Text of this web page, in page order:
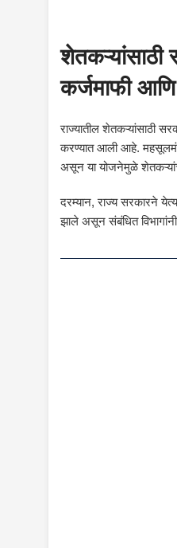
शेतकऱ्यांसाठी
कर्जमाफी
राज्यातील शेतकऱ्यांसाठी
करण्यात आली आहे.
असून या योजनेमुळे
दरम्यान, राज्य सरकारने
झाले असून संबंधित